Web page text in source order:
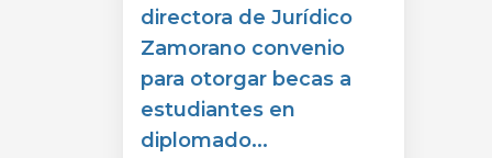
directora de Jurídico
Zamorano convenio
para otorgar becas a
estudiantes en
diplomado...